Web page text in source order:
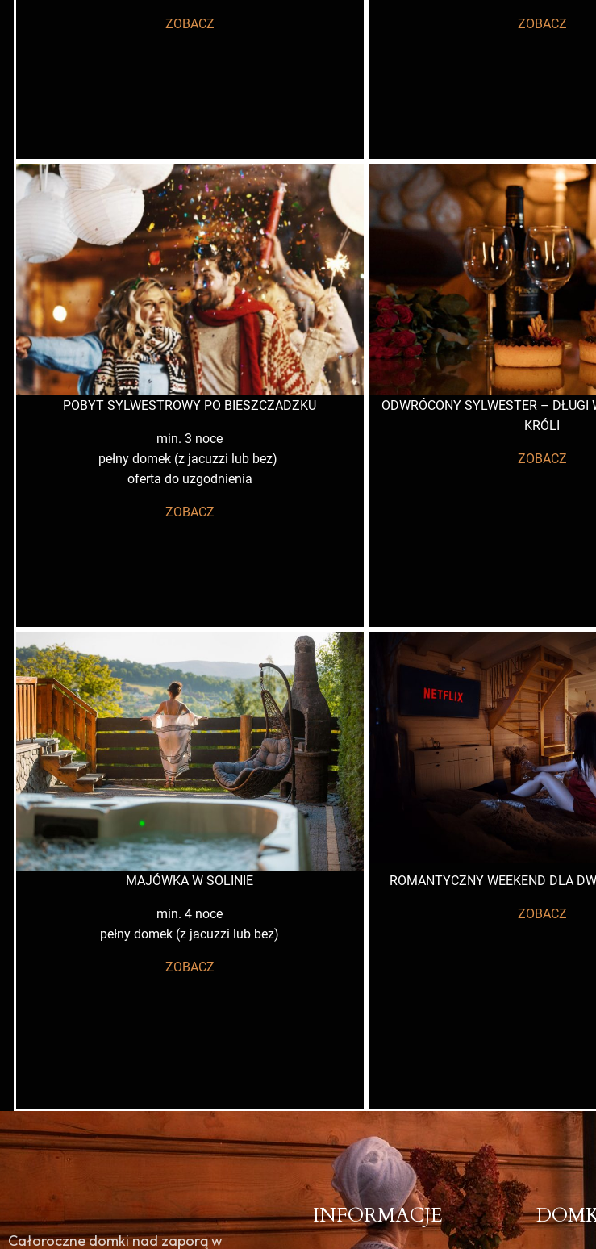
ZOBACZ ZOBACZ
POBYT SYLWESTROWY PO BIESZCZADZKU
min. 3 noce
pełny domek (z jacuzzi lub bez)
oferta do uzgodnienia
ZOBACZ
ODWRÓCONY SYLWESTER – DŁUGI
KRÓLI
ZOBACZ
MAJÓWKA W SOLINIE
min. 4 noce
pełny domek (z jacuzzi lub bez)
ZOBACZ
ROMANTYCZNY WEEKEND DLA
ZOBACZ
Całoroczne domki nad zaporą w
INFORMACJE